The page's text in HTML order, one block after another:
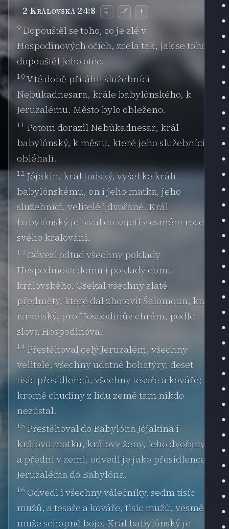
2 Královská 24:8 ⿻ 🔗 f
9 Dopouštěl se toho, co je zlé v
Hospodinových očích, zcela tak, jak se toho
dopouštěl jeho otec.
10 V té době přitáhli služebníci
Nebúkadnesara, krále babylónského, k
Jeruzalému. Město bylo obleženo.
11 Potom dorazil Nebúkadnesar, král
babylónský, k městu, které jeho služebníci
obléhali.
12 Jójakín, král judský, vyšel ke králi
babylónskému, on i jeho matka, jeho
služebníci, velitelé i dvořané. Král
babylónský jej vzal do zajetí v osmém roce
svého kralování.
13 Odvezl odtud všechny poklady
Hospodinova domu i poklady domu
královského. Osekal všechny zlaté
předměty, které dal zhotovit Šalomoun, král
izraelský, pro Hospodinův chrám, podle
slova Hospodinova.
14 Přestěhoval celý Jeruzalém, všechny
velitele, všechny udatné bohatýry, deset
tisíc přesídlenců, všechny tesaře a kováře;
kromě chudiny z lidu země tam nikdo
nezůstal.
15 Přestěhoval do Babylóna Jójakína i
královu matku, královy ženy, jeho dvořany
a přední v zemi, odvedl je jako přesídlence z
Jeruzaléma do Babylóna.
16 Odvedl i všechny válečníky, sedm tisíc
mužů, a tesaře a kováře, tisíc mužů, vesměs
muže schopné boje. Král babylónský je